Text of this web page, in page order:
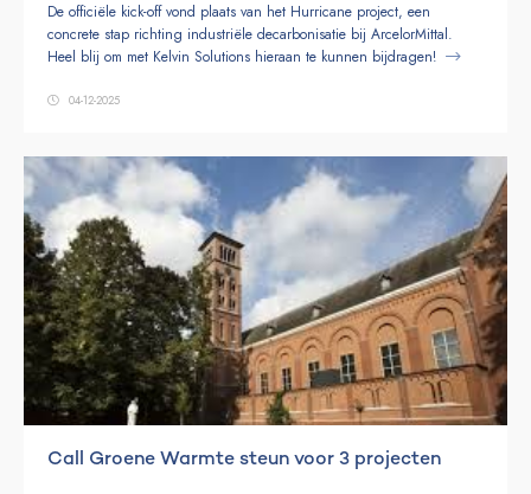
De officiële kick-off vond plaats van het Hurricane project, een
concrete stap richting industriële decarbonisatie bij ArcelorMittal.
Heel blij om met Kelvin Solutions hieraan te kunnen bijdragen!
04-12-2025
Call Groene Warmte steun voor 3 projecten